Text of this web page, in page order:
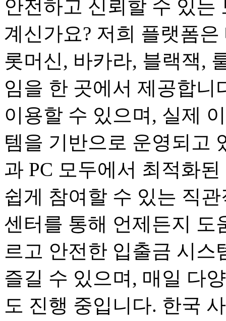
안전하고 신뢰할 수 있는
계신가요? 저희 플랫폼
롯머신, 바카라, 블랙잭,
임을 한 곳에서 제공합니
이용할 수 있으며, 실제
템을 기반으로 운영되고
과 PC 모두에서 최적화
쉽게 참여할 수 있는 직
센터를 통해 언제든지 도
르고 안전한 입출금 시스
즐길 수 있으며, 매일 다
도 진행 중입니다. 한국